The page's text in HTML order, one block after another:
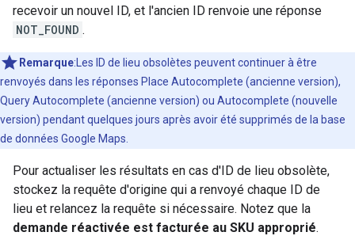
recevoir un nouvel ID, et l'ancien ID renvoie une réponse
NOT_FOUND .
Remarque:Les ID de lieu obsolètes peuvent continuer à être
renvoyés dans les réponses Place Autocomplete (ancienne version),
Query Autocomplete (ancienne version) ou Autocomplete (nouvelle
version) pendant quelques jours après avoir été supprimés de la base
de données Google Maps.
Pour actualiser les résultats en cas d'ID de lieu obsolète,
stockez la requête d'origine qui a renvoyé chaque ID de
lieu et relancez la requête si nécessaire. Notez que la
demande réactivée est facturée au SKU approprié.